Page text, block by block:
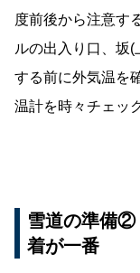
度前後から注意す
ルの出入り口、坂
する前に外気温を
温計を時々チェッ
雪道の準備②
着が一番